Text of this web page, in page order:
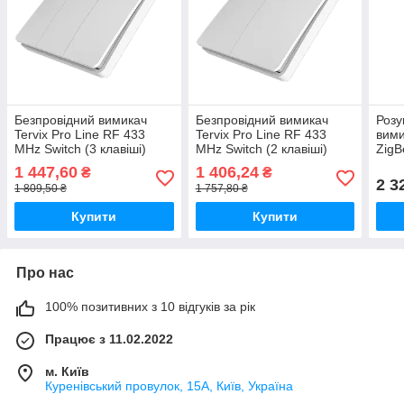
Безпровідний вимикач
Tervix Pro Line RF 433
MHz Switch (3 клавіші)
1 447,60 ₴
1 809,50 ₴
Купити
Безпровідний вимикач
Tervix Pro Line RF 433
MHz Switch (2 клавіші)
1 406,24₴
1 757,80 ₴
Купити
2
Про нас
100% позитивних з 10 відгуків за рік
Працює з 11.02.2022
м. Київ
Куренівський провулок, 15А, Київ, Україна